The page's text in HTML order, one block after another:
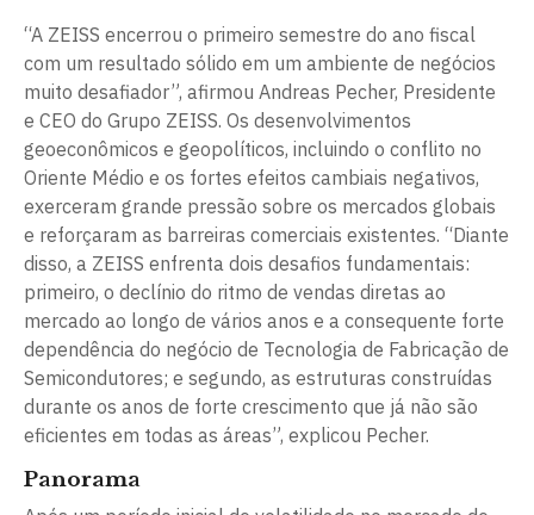
“A ZEISS encerrou o primeiro semestre do ano fiscal
com um resultado sólido em um ambiente de negócios
muito desafiador”, afirmou Andreas Pecher, Presidente
e CEO do Grupo ZEISS. Os desenvolvimentos
geoeconômicos e geopolíticos, incluindo o conflito no
Oriente Médio e os fortes efeitos cambiais negativos,
exerceram grande pressão sobre os mercados globais
e reforçaram as barreiras comerciais existentes. “Diante
disso, a ZEISS enfrenta dois desafios fundamentais:
primeiro, o declínio do ritmo de vendas diretas ao
mercado ao longo de vários anos e a consequente forte
dependência do negócio de Tecnologia de Fabricação de
Semicondutores; e segundo, as estruturas construídas
durante os anos de forte crescimento que já não são
eficientes em todas as áreas”, explicou Pecher.
Panorama